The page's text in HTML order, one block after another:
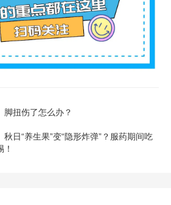
脚扭伤了怎么办？
日“养生果”变“隐形炸弹”？服药期间吃